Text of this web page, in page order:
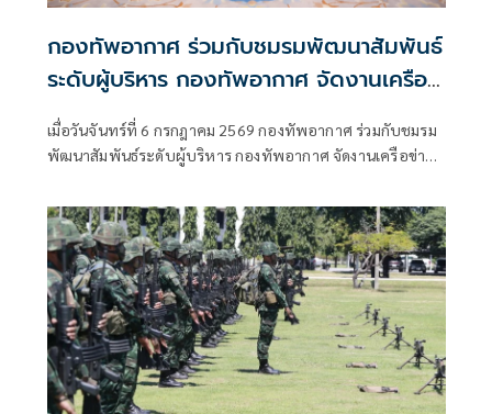
กองทัพอากาศ ร่วมกับชมรมพัฒนาสัมพันธ์
ระดับผู้บริหาร กองทัพอากาศ จัดงานเครือ
ข่ายชมรมพัฒนาสัมพันธ์ระดับผู้บริหาร
กองทัพอากาศ เพื่อการประชาสัมพันธ์
โครงการสร้างพระมหาธาตุเจดีย์ องค์ที่ 3
เมื่อวันจันทร์ที่ 6 กรกฎาคม 2569 กองทัพอากาศ ร่วมกับชมรม
พัฒนาสัมพันธ์ระดับผู้บริหาร กองทัพอากาศ จัดงานเครือข่าย
ประชาสัมพันธ์โครงการสร้างพระมหาธาตุเจดีย์ องค์ที่ 3 โดยมี
พลอากาศเอก เสกสรร คันธา ผู้บัญชาการทหารอากาศ เป็น
ประธานการจัดงาน พร้อมทั้งได้รับเกียรติจากผู้บริหารองค์กร
ทั้งภาครัฐ ภาคเอกชน